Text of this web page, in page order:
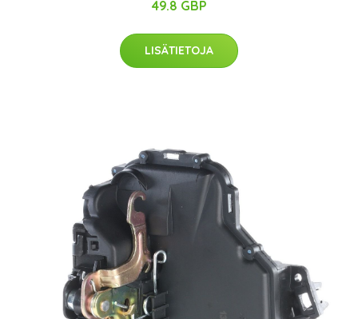
49.8 GBP
LISÄTIETOJA